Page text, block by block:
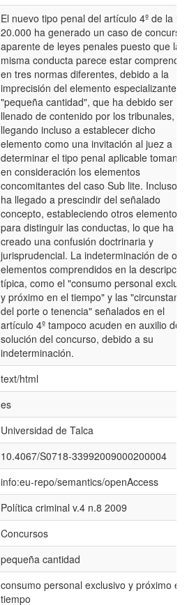
El nuevo tipo penal del artículo 4º de la
20.000 ha generado un caso de concurso
aparente de leyes penales puesto que la
misma conducta parece estar
en tres normas diferentes, debido a la
imprecisión del elemento especializante
"pequeña cantidad", que ha debido ser
llenado de contenido por los tribunales,
llegando incluso a establecer dicho
elemento como una invitación al juez a
determinar el tipo penal aplicable
en consideración los elementos
concomitantes del caso Sub lite. Incluso
ha llegado a prescindir del señalado
concepto, estableciendo otros elementos
para distinguir las conductas, lo que ha
creado una confusión doctrinaria y
jurisprudencial. La indeterminación de
elementos comprendidos en la
típica, como el "consumo personal
y próximo en el tiempo" y las
del porte o tenencia" señalados en el
artículo 4º tampoco acuden en auxilio de
solución del concurso, debido a su
indeterminación.
text/html
es
Universidad de Talca
10.4067/S0718-33992009000200004
info:eu-repo/semantics/openAccess
Política criminal v.4 n.8 2009
Concursos
pequeña cantidad
consumo personal exclusivo y próximo
tiempo